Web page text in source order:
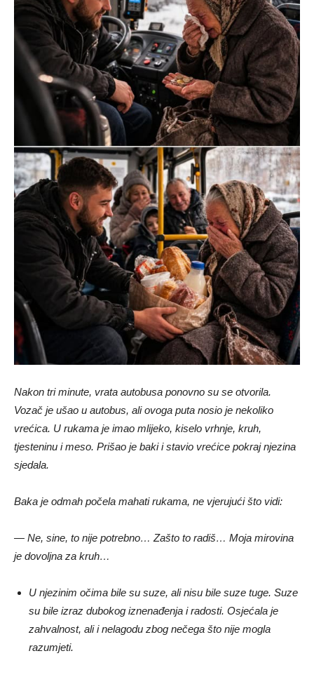
Nakon tri minute, vrata autobusa ponovno su se otvorila.
Vozač je ušao u autobus, ali ovoga puta nosio je nekoliko
vrećica. U rukama je imao mlijeko, kiselo vrhnje, kruh,
tjesteninu i meso. Prišao je baki i stavio vrećice pokraj njezina
sjedala.
Baka je odmah počela mahati rukama, ne vjerujući što vidi:
— Ne, sine, to nije potrebno… Zašto to radiš… Moja mirovina
je dovoljna za kruh…
U njezinim očima bile su suze, ali nisu bile suze tuge. Suze
su bile izraz dubokog iznenađenja i radosti. Osjećala je
zahvalnost, ali i nelagodu zbog nečega što nije mogla
razumjeti.